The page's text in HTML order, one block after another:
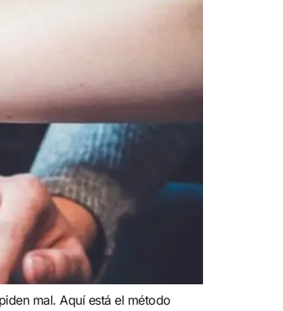
mal. Aquí está el método